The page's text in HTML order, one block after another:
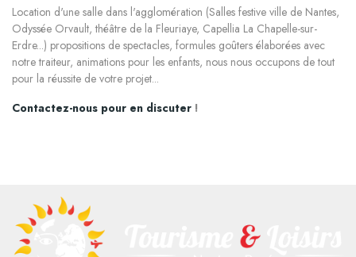
Location d'une salle dans l'agglomération (Salles festive ville de Nantes,
Odyssée Orvault, théâtre de la Fleuriaye, Capellia La Chapelle-sur-
Erdre...) propositions de spectacles, formules goûters élaborées avec
notre traiteur, animations pour les enfants, nous nous occupons de tout
pour la réussite de votre projet...
Contactez-nous pour en discuter !